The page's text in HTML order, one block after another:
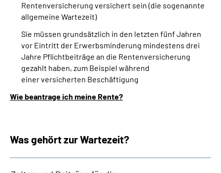
Rentenversicherung versichert sein (die sogenannte
allgemeine Wartezeit)
Sie müssen grundsätzlich in den letzten fünf Jahren
vor Eintritt der Erwerbsminderung mindestens drei
Jahre Pflichtbeiträge an die Rentenversicherung
gezahlt haben, zum Beispiel während
einer versicherten Beschäftigung
Wie beantrage ich meine Rente?
Was gehört zur Wartezeit?